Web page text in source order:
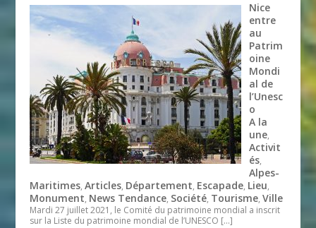
Nice
entre
au
Patrim
oine
Mondi
al de
l’Unesc
o
A la
une,
Activit
és,
Alpes-
Maritimes,Articles, Département, Escapade, Lieu,
Monument, News Tendance, Société, Tourisme,Ville
Mardi 27 juillet 2021, le Comité du patrimoine mondial a inscrit
sur la Liste du patrimoine mondial de l’UNESCO […]